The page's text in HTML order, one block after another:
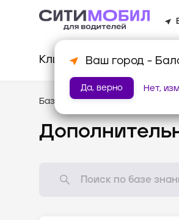
Ваш город -
Да, верно Нет,
Клиентам
База знаний /Стандарты